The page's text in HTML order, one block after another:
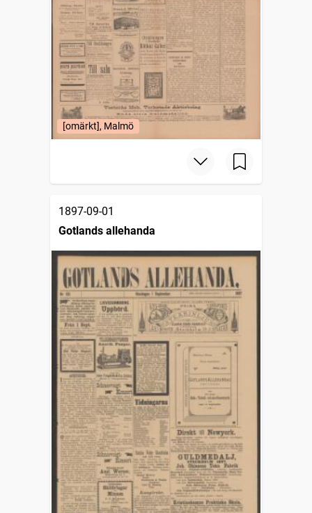
[omärkt], Malmö
1897-09-01
Gotlands allehanda